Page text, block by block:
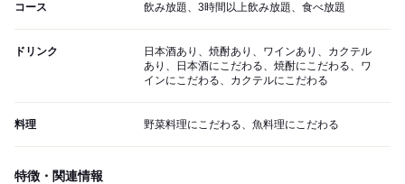
コース 飲み放題、3時間以上飲み放題、食べ放題
ドリンク
日本酒あり、焼酎あり、ワインあり、カクテル
あり、日本酒にこだわる、焼酎にこだわる、ワ
インにこだわる、カクテルにこだわる
料理 野菜料理にこだわる、魚料理にこだわる
特徴・関連情報